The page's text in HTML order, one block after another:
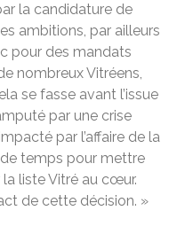
la candidature de
ambitions, par ailleurs
pour des mandats
nombreux Vitréens,
se fasse avant l’issue
par une crise
par l’affaire de la
temps pour mettre
liste Vitré au cœur.
de cette décision. »